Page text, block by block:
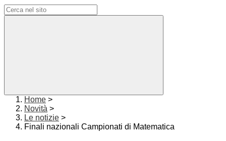
Home >
Novità >
Le notizie >
Finali nazionali Campionati di Matematica